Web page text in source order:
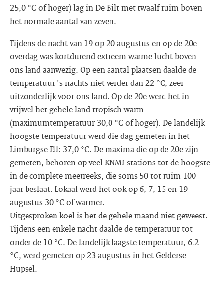
25,0 °C of hoger) lag in De Bilt met twaalf ruim boven
het normale aantal van zeven.
Tijdens de nacht van 19 op 20 augustus en op de 20e
overdag was kortdurend extreem warme lucht boven
ons land aanwezig. Op een aantal plaatsen daalde de
temperatuur 's nachts niet verder dan 22 °C, zeer
uitzonderlijk voor ons land. Op de 20e werd het in
vrijwel het gehele land tropisch warm
(maximumtemperatuur 30,0 °C of hoger). De landelijk
hoogste temperatuur werd die dag gemeten in het
Limburgse Ell: 37,0 °C. De maxima die op de 20e zijn
gemeten, behoren op veel KNMI-stations tot de hoogste
in de complete meetreeks, die soms 50 tot ruim 100
jaar beslaat. Lokaal werd het ook op 6, 7, 15 en 19
augustus 30 °C of warmer.
Uitgesproken koel is het de gehele maand niet geweest.
Tijdens een enkele nacht daalde de temperatuur tot
onder de 10 °C. De landelijk laagste temperatuur, 6,2
°C, werd gemeten op 23 augustus in het Gelderse
Hupsel.